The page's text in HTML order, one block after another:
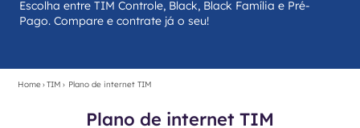
Escolha entre TIM Controle, Black, Black Família e Pré-
Pago. Compare e contrate já o seu!
Home›TIM › Plano de internet TIM
Plano de internet TIM